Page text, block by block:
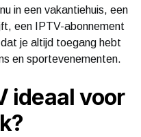
in een vakantiehuis, een
een IPTV-abonnement
je altijd toegang hebt
en sportevenementen.
ideaal voor